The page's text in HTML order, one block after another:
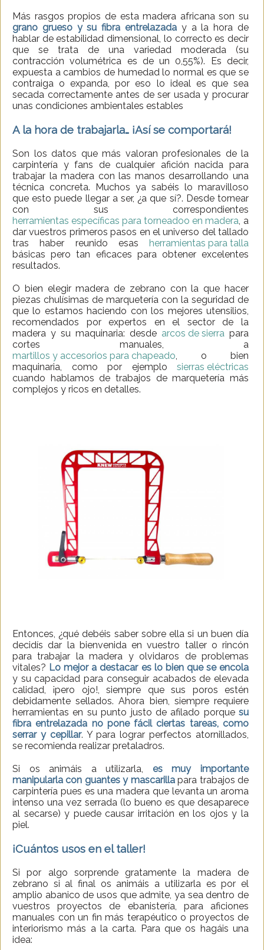
Más rasgos propios de esta madera africana son su
grano grueso y su fibra entrelazada y a la hora de
hablar de estabilidad dimensional, lo correcto es decir
que se trata de una variedad moderada (su
contracción volumétrica es de un 0,55%). Es decir,
expuesta a cambios de humedad lo normal es que se
contraiga o expanda, por eso lo ideal es que sea
secada correctamente antes de ser usada y procurar
unas condiciones ambientales estables
A la hora de trabajarla… ¡Así se comportará!
Son los datos que más valoran profesionales de la
carpintería y fans de cualquier afición nacida para
trabajar la madera con las manos desarrollando una
técnica concreta. Muchos ya sabéis lo maravilloso
que esto puede llegar a ser, ¿a que sí?. Desde tornear
con sus correspondientes
herramientas específicas para torneadoo en madera, a
dar vuestros primeros pasos en el universo del tallado
tras haber reunido esas
herramientas para talla
básicas pero tan eficaces para obtener excelentes
resultados.
O bien elegir madera de zebrano con la que hacer
piezas chulísimas de marquetería con la seguridad de
que lo estamos haciendo con los mejores utensilios,
recomendados por expertos en el sector de la
madera y su maquinaria: desde arcos de sierra para
cortes manuales, a
martillos y accesorios para chapeado, o bien
maquinaria, como por ejemplo sierras eléctricas
cuando hablamos de trabajos de marquetería más
complejos y ricos en detalles.
Entonces, ¿qué debéis saber sobre ella si un buen día
decidís dar la bienvenida en vuestro taller o rincón
para trabajar la madera y olvidaros de problemas
vitales? Lo mejor a destacar es lo bien que se encola
y su capacidad para conseguir acabados de elevada
calidad, ¡pero ojo!, siempre que sus poros estén
debidamente sellados. Ahora bien, siempre requiere
herramientas en su punto justo de afilado porque su
fibra entrelazada no pone fácil ciertas tareas, como
serrar y cepillar. Y para lograr perfectos atornillados,
se recomienda realizar pretaladros.
Si os animáis a utilizarla, es muy importante
manipularla con guantes y mascarillapara trabajos de
carpintería pues es una madera que levanta un aroma
intenso una vez serrada (lo bueno es que desaparece
al secarse) y puede causar irritación en los ojos y la
piel.
¡Cuántos usos en el taller!
Si por algo sorprende gratamente la madera de
zebrano si al final os animáis a utilizarla es por el
amplio abanico de usos que admite, ya sea dentro de
vuestros proyectos de ebanistería, para aficiones
manuales con un fin más terapéutico o proyectos de
interiorismo más a la carta. Para que os hagáis una
idea: